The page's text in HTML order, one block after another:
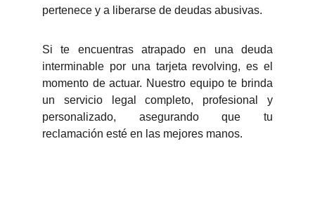
pertenece y a liberarse de deudas abusivas.
Si te encuentras atrapado en una deuda
interminable por una tarjeta revolving, es el
momento de actuar. Nuestro equipo te brinda
un servicio legal completo, profesional y
personalizado, asegurando que tu
reclamación esté en las mejores manos.